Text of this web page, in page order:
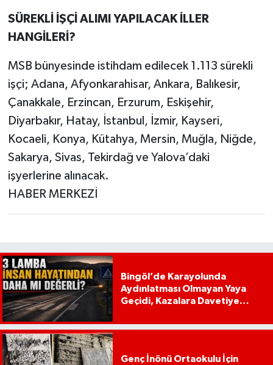
SÜREKLİ İŞÇİ ALIMI YAPILACAK İLLER
HANGİLERİ?
MSB bünyesinde istihdam edilecek 1.113 sürekli
işçi; Adana, Afyonkarahisar, Ankara, Balıkesir,
Çanakkale, Erzincan, Erzurum, Eskişehir,
Diyarbakır, Hatay, İstanbul, İzmir, Kayseri,
Kocaeli, Konya, Kütahya, Mersin, Muğla, Niğde,
Sakarya, Sivas, Tekirdağ ve Yalova’daki
işyerlerine alınacak.
HABER MERKEZİ
Bingöl’de Karayolunda
Aydınlatması Olmayan Yaya
Geçidi, Kazalara Davetiye
Genç İnönü Ortaokulu İçin